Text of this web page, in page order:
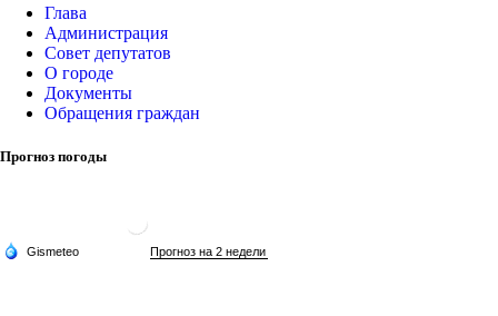
Глава
Администрация
Совет депутатов
О городе
Документы
Обращения граждан
Прогноз погоды